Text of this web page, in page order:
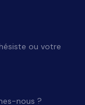
ou votre
nous ?